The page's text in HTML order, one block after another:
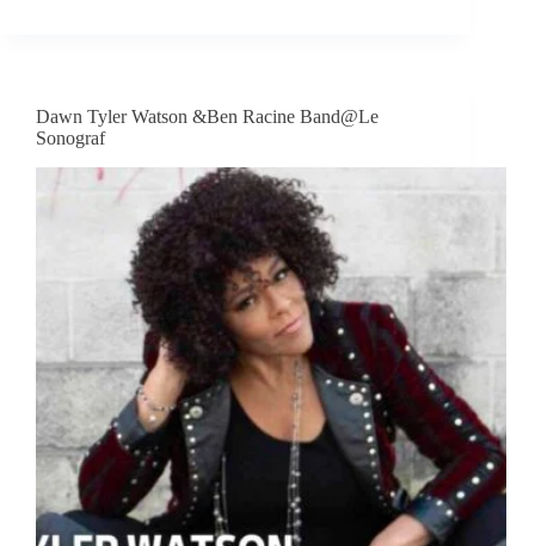
Dawn Tyler Watson &Ben Racine Band@Le
Sonograf